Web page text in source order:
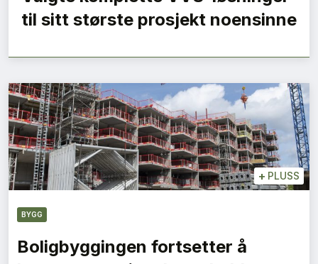
til sitt største prosjekt noensinne
+ PLUSS
BYGG
Boligbyggingen fortsetter å